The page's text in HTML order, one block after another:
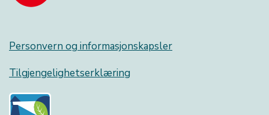
Personvern og informasjonskapsler
Tilgjengelighetserklæring